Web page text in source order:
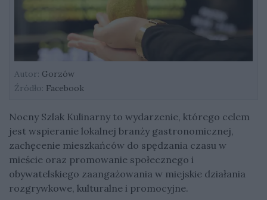
Autor: Gorzów
Źródło: Facebook
Nocny Szlak Kulinarny to wydarzenie, którego celem
jest wspieranie lokalnej branży gastronomicznej,
zachęcenie mieszkańców do spędzania czasu w
mieście oraz promowanie społecznego i
obywatelskiego zaangażowania w miejskie działania
rozgrywkowe, kulturalne i promocyjne.